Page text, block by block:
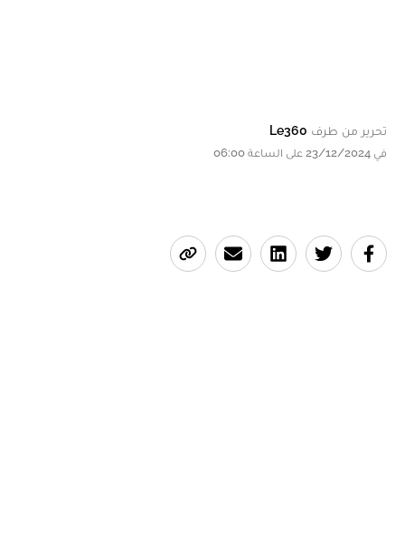
تحرير من طرف Le360
في 23/12/2024 على الساعة 06:00